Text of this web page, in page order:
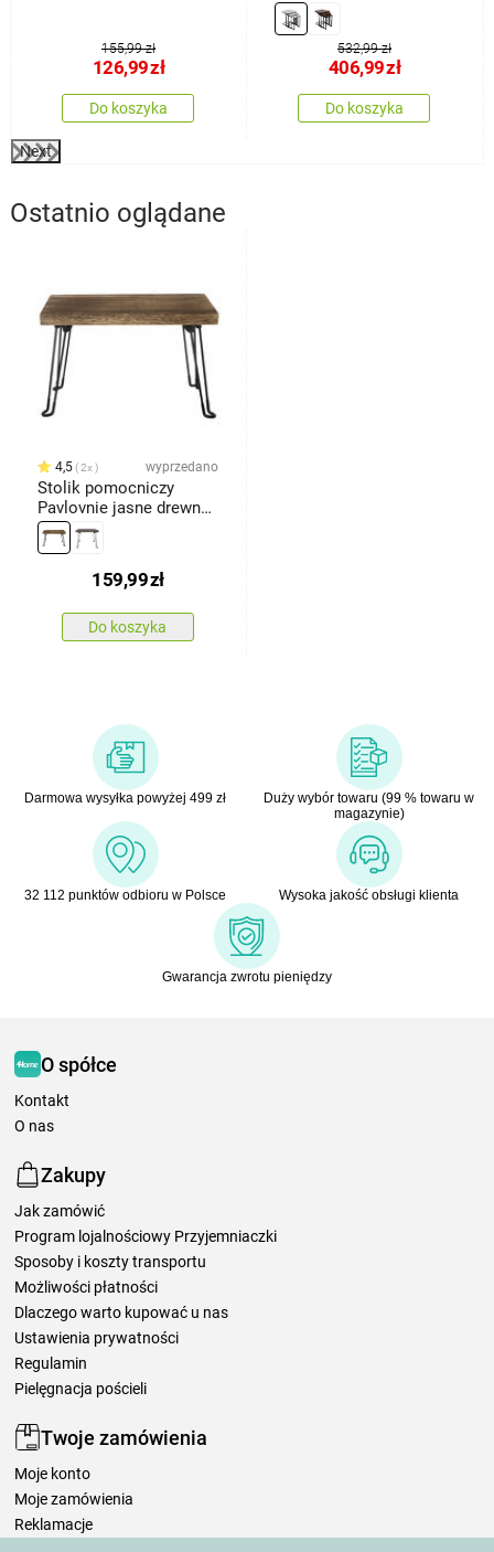
155,99 zł
126,99zł
Do koszyka
532,99 zł
406,99zł
Do koszyka
Next
Ostatnio oglądane
4,5 2x wyprzedano
Stolik pomocniczy
Pavlovnie jasne drewno,
54 x 28 cm
159,99zł
Do koszyka
Darmowa wysyłka powyżej 499 zł
Duży wybór towaru (99 % towaru w
magazynie)
32 112 punktów odbioru w Polsce Wysoka jakość obsługi klienta
Gwarancja zwrotu pieniędzy
O spółce
Kontakt
O nas
Zakupy
Jak zamówić
Program lojalnościowy Przyjemniaczki
Sposoby i koszty transportu
Możliwości płatności
Dlaczego warto kupować u nas
Ustawienia prywatności
Regulamin
Pielęgnacja pościeli
Twoje zamówienia
Moje konto
Moje zamówienia
Reklamacje